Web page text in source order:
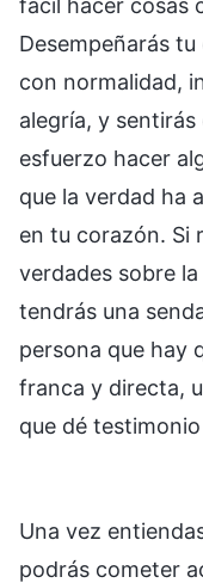
Desempeñarás
con normalidad,
alegría, y
esfuerzo hacer
que la verdad ha
en tu corazón. Si
verdades sobre
tendrás una
persona que hay
franca y directa,
que dé
Una vez
podrás cometer